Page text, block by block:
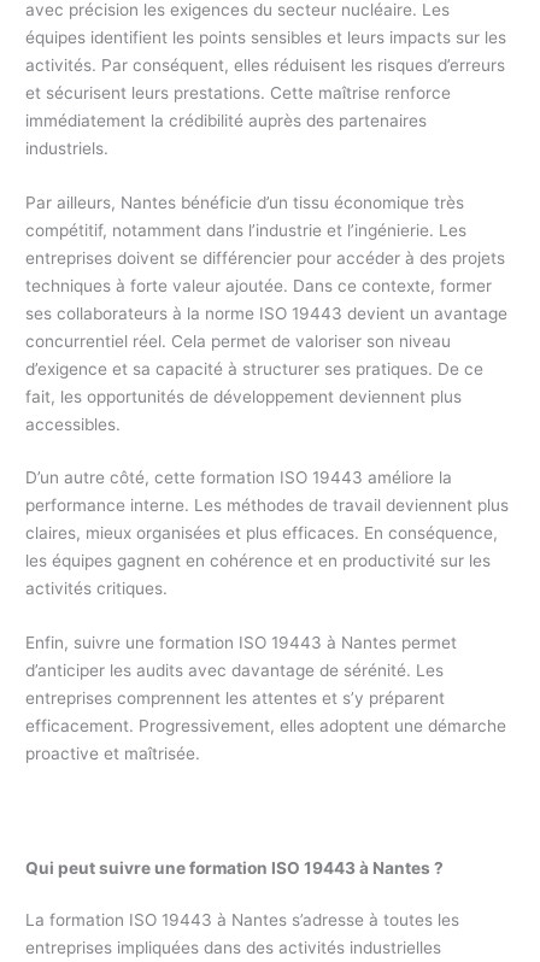
avec précision les exigences du secteur nucléaire. Les
équipes identifient les points sensibles et leurs impacts sur les
activités. Par conséquent, elles réduisent les risques d’erreurs
et sécurisent leurs prestations. Cette maîtrise renforce
immédiatement la crédibilité auprès des partenaires
industriels.
Par ailleurs, Nantes bénéficie d’un tissu économique très
compétitif, notamment dans l’industrie et l’ingénierie. Les
entreprises doivent se différencier pour accéder à des projets
techniques à forte valeur ajoutée. Dans ce contexte, former
ses collaborateurs à la norme ISO 19443 devient un avantage
concurrentiel réel. Cela permet de valoriser son niveau
d’exigence et sa capacité à structurer ses pratiques. De ce
fait, les opportunités de développement deviennent plus
accessibles.
D’un autre côté, cette formation ISO 19443 améliore la
performance interne. Les méthodes de travail deviennent plus
claires, mieux organisées et plus efficaces. En conséquence,
les équipes gagnent en cohérence et en productivité sur les
activités critiques.
Enfin, suivre une formation ISO 19443 à Nantes permet
d’anticiper les audits avec davantage de sérénité. Les
entreprises comprennent les attentes et s’y préparent
efficacement. Progressivement, elles adoptent une démarche
proactive et maîtrisée.
Qui peut suivre une formation ISO 19443 à Nantes ?
La formation ISO 19443 à Nantes s’adresse à toutes les
entreprises impliquées dans des activités industrielles